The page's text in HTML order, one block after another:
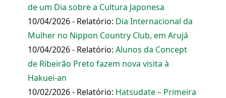
de um Dia sobre a Cultura Japonesa
10/04/2026 - Relatório: Dia Internacional da
Mulher no Nippon Country Club, em Arujá
10/04/2026 - Relatório: Alunos da Concept
de Ribeirão Preto fazem nova visita à
Hakuei-an
10/02/2026 - Relatório: Hatsudate – Primeira